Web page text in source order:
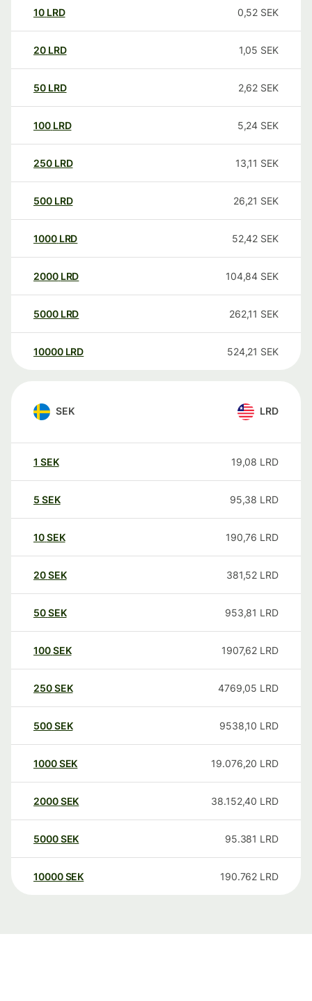
10 LRD 0,52 SEK
20 LRD 1,05 SEK
50 LRD 2,62 SEK
100 LRD 5,24 SEK
250 LRD 13,11 SEK
500 LRD 26,21 SEK
1000 LRD 52,42 SEK
2000 LRD 104,84 SEK
5000 LRD 262,11 SEK
10000 LRD 524,21 SEK
SEK LRD
1 SEK 19,08 LRD
5 SEK 95,38 LRD
10SEK 190,76 LRD
20SEK 381,52 LRD
50SEK 953,81 LRD
100SEK 1907,62 LRD
250SEK 4769,05 LRD
500SEK 9538,10 LRD
1000SEK 19.076,20 LRD
2000SEK 38.152,40 LRD
5000SEK 95.381 LRD
10000 SEK 190.762 LRD